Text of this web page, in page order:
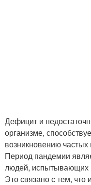
Дефицит и
организме,
возникновению
Период пандемии
людей, испытывающих
Это связано с тем,